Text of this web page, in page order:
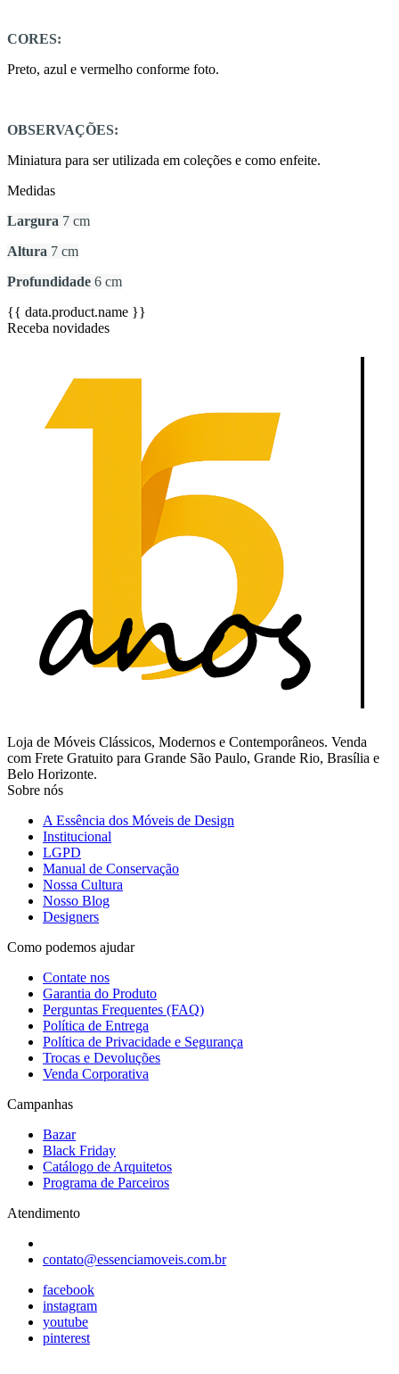
CORES:
Preto, azul e vermelho conforme foto.
OBSERVAÇÕES:
Miniatura para ser utilizada em coleções e como enfeite.
Medidas
Largura 7 cm
Altura 7 cm
Profundidade 6 cm
{{ data.product.name }}
Receba novidades
Loja de Móveis Clássicos, Modernos e Contemporâneos. Venda
com Frete Gratuito para Grande São Paulo, Grande Rio, Brasília e
Belo Horizonte.
Sobre nós
A Essência dos Móveis de Design
Institucional
LGPD
Manual de Conservação
Nossa Cultura
Nosso Blog
Designers
Como podemos ajudar
Contate nos
Garantia do Produto
Perguntas Frequentes (FAQ)
Política de Entrega
Política de Privacidade e Segurança
Trocas e Devoluções
Venda Corporativa
Campanhas
Bazar
Black Friday
Catálogo de Arquitetos
Programa de Parceiros
Atendimento
contato@essenciamoveis.com.br
facebook
instagram
youtube
pinterest